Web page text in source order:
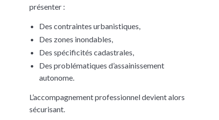
présenter :
Des contraintes urbanistiques,
Des zones inondables,
Des spécificités cadastrales,
Des problématiques d’assainissement
autonome.
L’accompagnement professionnel devient alors
sécurisant.